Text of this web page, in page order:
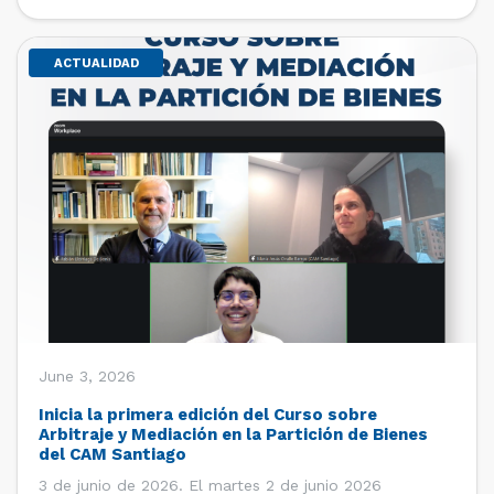
de estudiantes de […]
ACTUALIDAD
June 3, 2026
Inicia la primera edición del Curso sobre
Arbitraje y Mediación en la Partición de Bienes
del CAM Santiago
3 de junio de 2026. El martes 2 de junio 2026